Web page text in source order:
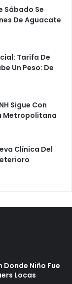
Sábado Se
De Aguacate
Tarifa De
Un Peso: De
Sigue Con
Metropolitana
Clínica Del
Donde Niño Fue
Locas